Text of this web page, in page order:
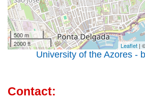
500 m
2000 ft
Leaflet |
University of the Azores -
Contact: